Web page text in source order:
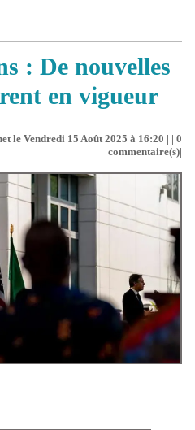
: De nouvelles
en vigueur
le Vendredi 15 Août 2025 à 16:20 | | 0
commentaire(s)|